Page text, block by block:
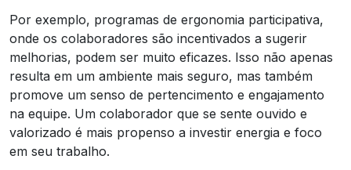
Por exemplo, programas de ergonomia participativa,
onde os colaboradores são incentivados a sugerir
melhorias, podem ser muito eficazes. Isso não apenas
resulta em um ambiente mais seguro, mas também
promove um senso de pertencimento e engajamento
na equipe. Um colaborador que se sente ouvido e
valorizado é mais propenso a investir energia e foco
em seu trabalho.